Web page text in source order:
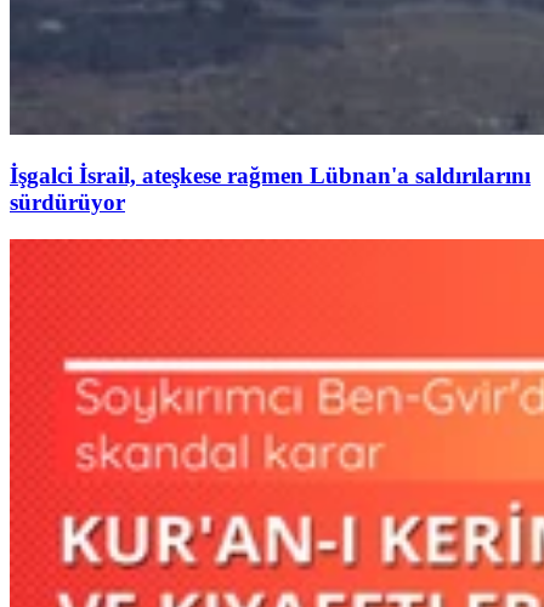
İşgalci İsrail, ateşkese rağmen Lübnan'a saldırılarını
sürdürüyor